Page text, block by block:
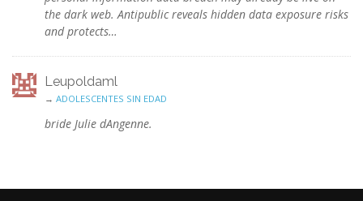
the dark web. Antipublic reveals hidden data exposure risks
and protects…
Leupoldaml
→ ADOLESCENTES SIN EDAD
bride Julie dAngenne.